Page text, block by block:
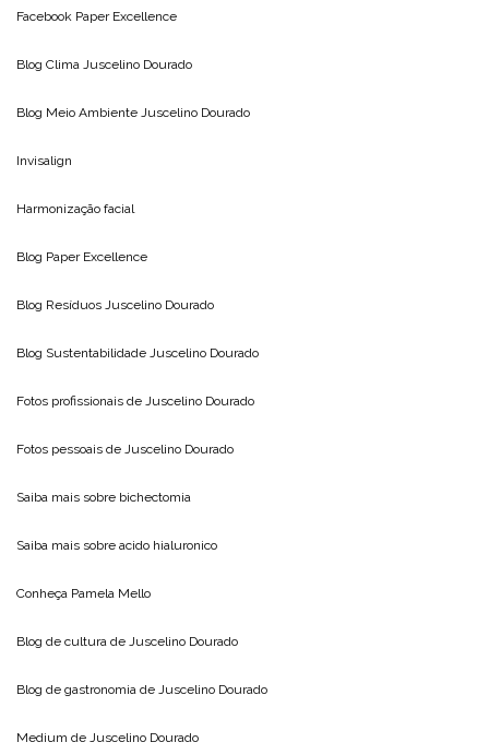
Facebook Paper Excellence
Blog Clima Juscelino Dourado
Blog Meio Ambiente Juscelino Dourado
Invisalign
Harmonização facial
Blog Paper Excellence
Blog Resíduos Juscelino Dourado
Blog Sustentabilidade Juscelino Dourado
Fotos profissionais de Juscelino Dourado
Fotos pessoais de Juscelino Dourado
Saiba mais sobre bichectomia
Saiba mais sobre acido hialuronico
Conheça Pamela Mello
Blog de cultura de Juscelino Dourado
Blog de gastronomia de Juscelino Dourado
Medium de Juscelino Dourado